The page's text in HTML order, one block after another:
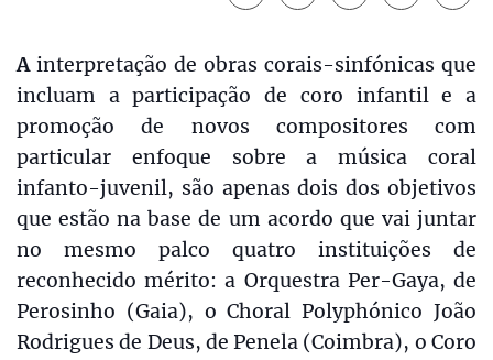
Ainterpretação de obras corais-sinfónicas que
incluam a participação de coro infantil e a
promoção de novos compositores com
particular enfoque sobre a música coral
infanto-juvenil, são apenas dois dos objetivos
que estão na base de um acordo que vai juntar
no mesmo palco quatro instituições de
reconhecido mérito: a Orquestra Per-Gaya, de
Perosinho (Gaia), o Choral Polyphónico João
Rodrigues de Deus, de Penela (Coimbra), o Coro